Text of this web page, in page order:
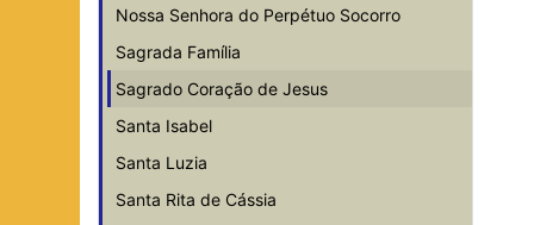
Nossa Senhora do Perpétuo Socorro
Sagrada Família
Sagrado Coração de Jesus
Santa Isabel
Santa Luzia
Santa Rita de Cássia